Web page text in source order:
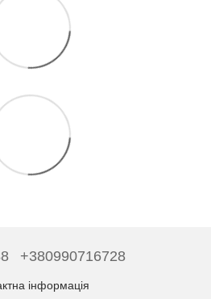
+380990716728
інформація